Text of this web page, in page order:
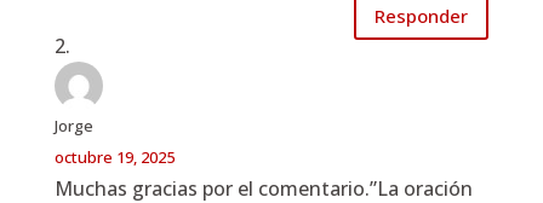
Responder
Jorge
octubre 19, 2025
Muchas gracias por el comentario.”La oración